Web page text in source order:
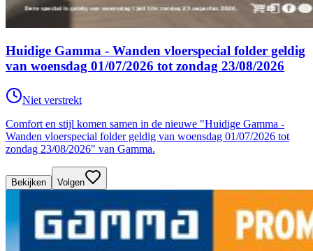
Huidige Gamma - Wanden vloerspecial folder geldig
van woensdag 01/07/2026 tot zondag 23/08/2026
Niet verstrekt
Comfort en stijl komen samen in de nieuwe "Huidige Gamma -
Wanden vloerspecial folder geldig van woensdag 01/07/2026 tot
zondag 23/08/2026" van Gamma.
Bekijken Volgen